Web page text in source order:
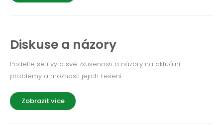
Diskuse a názory
Podělte se i vy o své zkušenosti a názory na aktuální
problémy a možnosti jejich řešení.
Zobrazit více